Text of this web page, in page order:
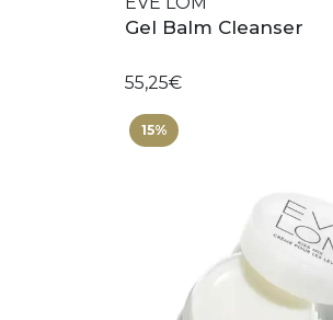
Gel Balm Cleanser
55,25€
15%